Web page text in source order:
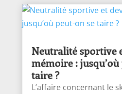
Neutralité sportive
mémoire :
taire ?
L’affaire concernant le